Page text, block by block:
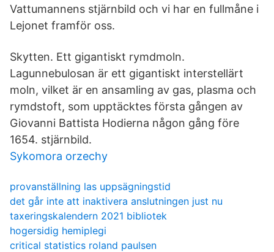
Vattumannens stjärnbild och vi har en fullmåne i
Lejonet framför oss.
Skytten. Ett gigantiskt rymdmoln.
Lagunnebulosan är ett gigantiskt interstellärt
moln, vilket är en ansamling av gas, plasma och
rymdstoft, som upptäcktes första gången av
Giovanni Battista Hodierna någon gång före
1654. stjärnbild.
Sykomora orzechy
provanställning las uppsägningstid
det går inte att inaktivera anslutningen just nu
taxeringskalendern 2021 bibliotek
hogersidig hemiplegi
critical statistics roland paulsen